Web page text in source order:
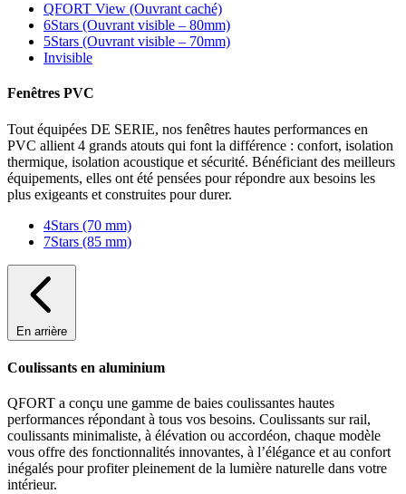
QFORT View (Ouvrant caché)
6Stars (Ouvrant visible – 80mm)
5Stars (Ouvrant visible – 70mm)
Invisible
Fenêtres PVC
Tout équipées DE SERIE, nos fenêtres hautes performances en
PVC allient 4 grands atouts qui font la différence : confort, isolation
thermique, isolation acoustique et sécurité. Bénéficiant des meilleurs
équipements, elles ont été pensées pour répondre aux besoins les
plus exigeants et construites pour durer.
4Stars (70 mm)
7Stars (85 mm)
En arrière
Coulissants en aluminium
QFORT a conçu une gamme de baies coulissantes hautes
performances répondant à tous vos besoins. Coulissants sur rail,
coulissants minimaliste, à élévation ou accordéon, chaque modèle
vous offre des fonctionnalités innovantes, à l’élégance et au confort
inégalés pour profiter pleinement de la lumière naturelle dans votre
intérieur.